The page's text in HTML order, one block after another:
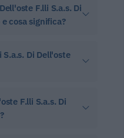
F.lli S.a.s. Di
cosa significa?
S.a.s. Di Dell'oste
F.lli S.a.s. Di